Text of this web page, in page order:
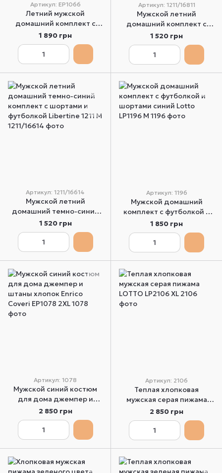
Артикул: EP1066
Летний мужской
домашний комплект с
шортами и футболкой
серый Enrico Coveri
EP1066 S
1 890 грн
Артикул: 1211/16811
Мужской летний
домашний комплект с
шортами и футболкой
синий Libertine 1211 M
1 520 грн
Артикул: 1211/16614
Мужской летний
домашний темно-синий
комплект с шортами и
футболкой Libertine 1211 M
1 520 грн
Артикул: 1196
Мужской домашний
комплект с футболкой и
шортами синий Lotto
LP1196 M
1 850 грн
Артикул: 1078
Мужской синий костюм
для дома джемпер и
штаны хлопок Enrico
Coveri EP1078 2XL
2 850 грн
Артикул: 2106
Теплая хлопковая
мужская серая пижама
LOTTO LP2106 XL
2 850 грн